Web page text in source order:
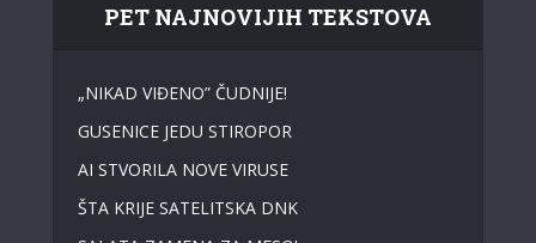
PET NAJNOVIJIH TEKSTOVA
„NIKAD VIĐENO” ČUDNIJE!
GUSENICE JEDU STIROPOR
AI STVORILA NOVE VIRUSE
ŠTA KRIJE SATELITSKA DNK